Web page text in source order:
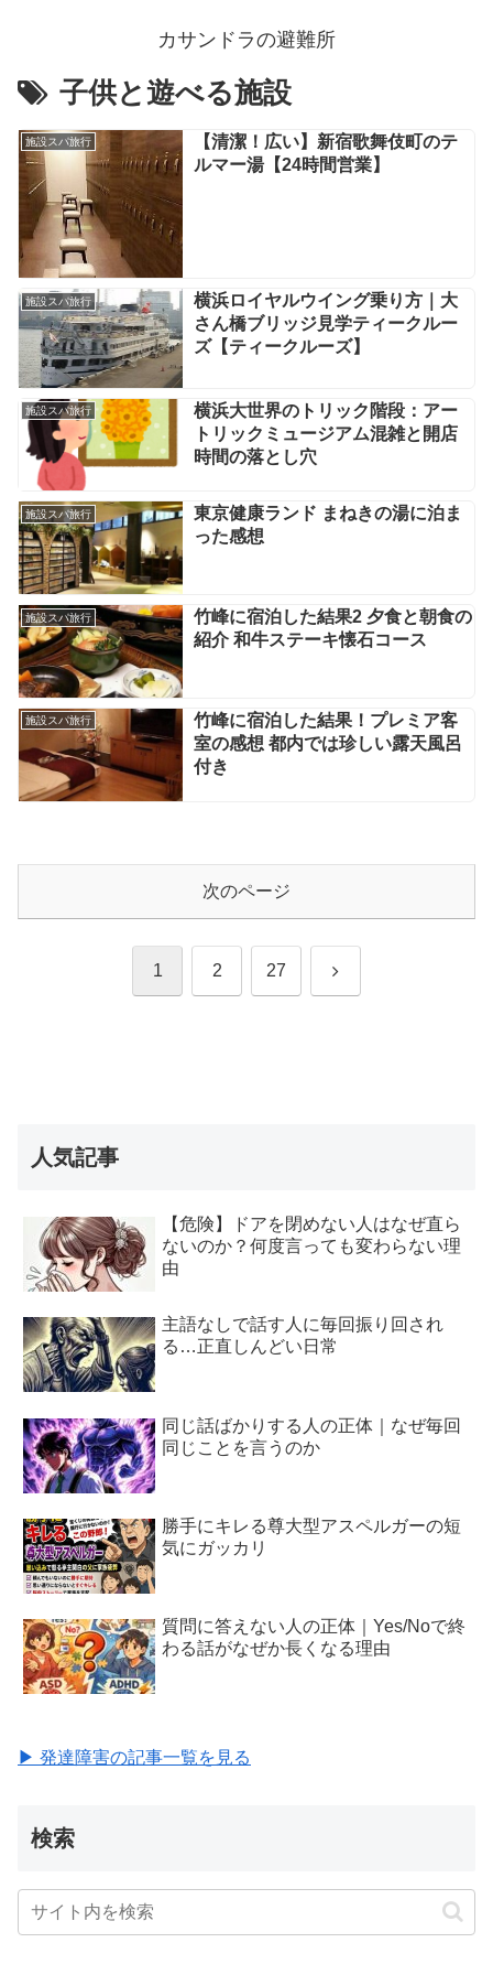
カサンドラの避難所
子供と遊べる施設
施設スパ旅行
【清潔！広い】新宿歌舞伎町のテ
ルマー湯【24時間営業】
施設スパ旅行
横浜ロイヤルウイング乗り方｜大
さん橋ブリッジ見学ティークルー
ズ【ティークルーズ】
施設スパ旅行
横浜大世界のトリック階段：アー
トリックミュージアム混雑と開店
時間の落とし穴
施設スパ旅行
東京健康ランド まねきの湯に泊ま
った感想
施設スパ旅行
竹峰に宿泊した結果2 夕食と朝食の
紹介 和牛ステーキ懐石コース
施設スパ旅行
竹峰に宿泊した結果！プレミア客
室の感想 都内では珍しい露天風呂
付き
次のページ
1 2 27 次
人気記事
【危険】ドアを閉めない人はなぜ直ら
ないのか？何度言っても変わらない理
由
主語なしで話す人に毎回振り回され
る…正直しんどい日常
同じ話ばかりする人の正体｜なぜ毎回
同じことを言うのか
勝手にキレる尊大型アスペルガーの短
気にガッカリ
質問に答えない人の正体｜Yes/Noで終
わる話がなぜか長くなる理由
▶ 発達障害の記事一覧を見る
検索